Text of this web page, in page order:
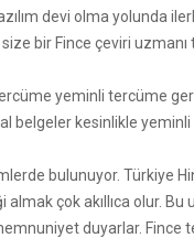
devi olma yolunda
bir Fince çeviri
yeminli tercüme
belgeler kesinlikle
bulunuyor. Türkiye
çok akıllıca olur. Bu
duyarlar. Fince